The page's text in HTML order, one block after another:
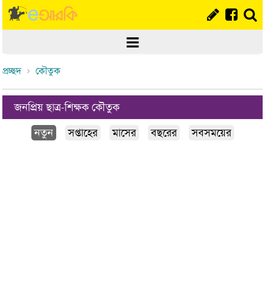
প্রচ্ছদ কৌতুক
জনপ্রিয় ছাত্র-শিক্ষক কৌতুক
নতুন
সপ্তাহের মাসের বছরের সবসময়ের